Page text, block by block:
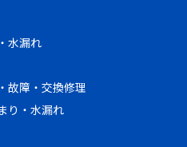
水漏れ
故障・交換修理
り・水漏れ